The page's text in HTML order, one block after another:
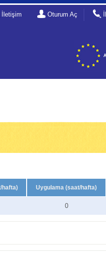
İletişim Oturum Aç
hafta) Uygulama (saat/hafta)
0